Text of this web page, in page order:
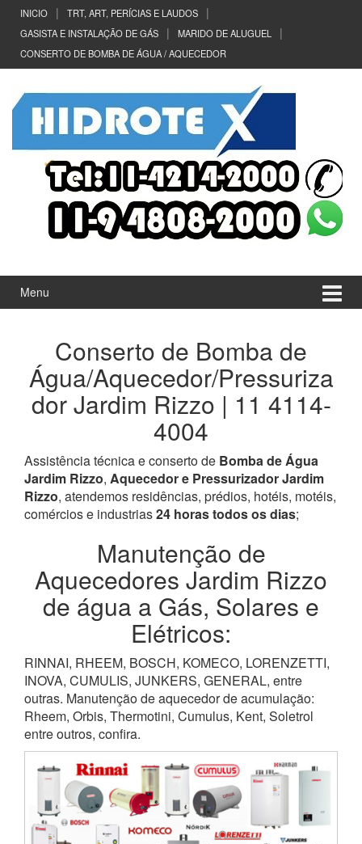
Conteúdo
Pular
menu
principal
INICIO
TRT, ART, PERÍCIAS E LAUDOS
GASISTA E INSTALAÇÃO DE GÁS
MARIDO DE ALUGUEL
CONSERTO DE BOMBA DE ÁGUA / AQUECEDOR
Menu
Conserto de Bomba de
Água/Aquecedor/Pressuriza
dor Jardim Rizzo | 11 4114-
4004
Assistência técnica e conserto de Bomba de Água
Jardim Rizzo, Aquecedor e Pressurizador Jardim
Rizzo, atendemos residências, prédios, hotéis, motéis,
comércios e industrias24 horas todos os dias;
Manutenção de
Aquecedores Jardim Rizzo
de água a Gás, Solares e
Elétricos:
RINNAI, RHEEM, BOSCH, KOMECO, LORENZETTI,
INOVA, CUMULIS, JUNKERS, GENERAL, entre
outras. Manutenção de aquecedor de acumulação:
Rheem, Orbis, Thermotini, Cumulus, Kent, Soletrol
entre outros, confira.